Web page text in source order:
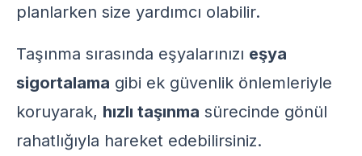
planlarken size yardımcı olabilir.
Taşınma sırasında eşyalarınızı eşya
sigortalama gibi ek güvenlik önlemleriyle
koruyarak, hızlı taşınma sürecinde gönül
rahatlığıyla hareket edebilirsiniz.